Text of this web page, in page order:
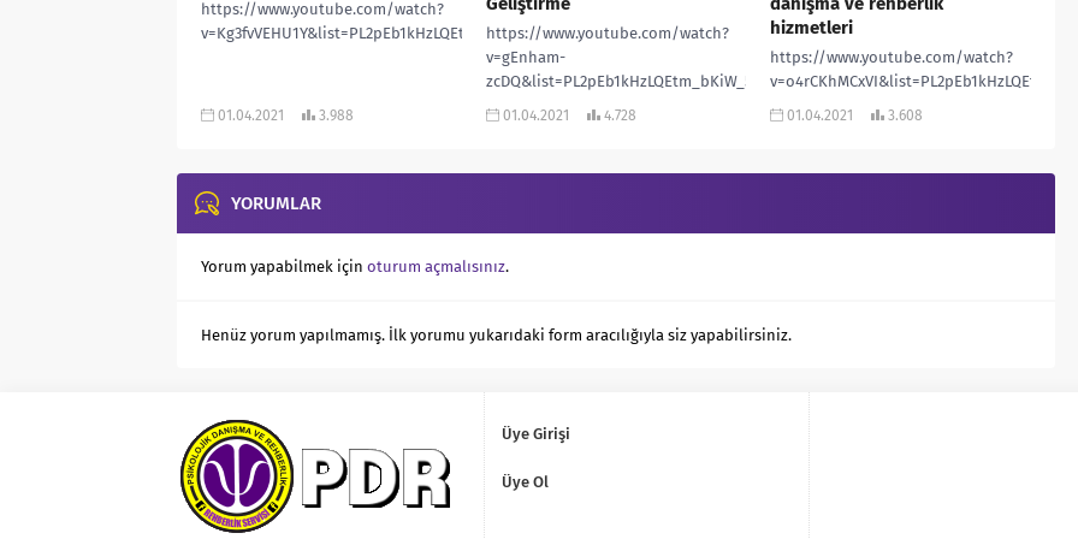
https://www.youtube.com/watch?
v=Kg3fvVEHU1Y&list=PL2pEb1kHzLQEtm_bKiW_5l7wqtkrvmXW_&index=19
01.04.2021 3.988
https://www.youtube.com/watch?
v=gEnham-
zcDQ&list=PL2pEb1kHzLQEtm_bKiW_5l7wqtkrvmXW_&index=18
01.04.2021 4.728
hizmetleri
https://www.youtube.com/watch?
01.04.2021 3.608
YORUMLAR
Yorum yapabilmek için oturum açmalısınız.
Henüz yorum yapılmamış. İlk yorumu yukarıdaki form aracılığıyla siz yapabilirsiniz.
Üye Girişi
Üye Ol